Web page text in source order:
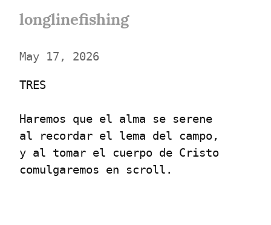
longlinefishing
May 17, 2026
TRES
Haremos que el alma se serene
al recordar el lema del campo,
y al tomar el cuerpo de Cristo
comulgaremos en scroll.